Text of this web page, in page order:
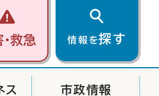
救急 情報を探す
ス 市政情報